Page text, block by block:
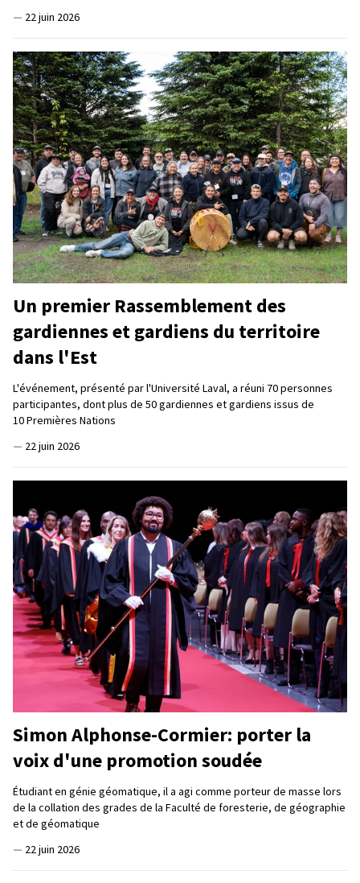
— 22 juin 2026
Un premier Rassemblement des
gardiennes et gardiens du territoire
dans l'Est
L'événement, présenté par l'Université Laval, a réuni 70 personnes
participantes, dont plus de 50 gardiennes et gardiens issus de
10 Premières Nations
— 22 juin 2026
Simon Alphonse-Cormier: porter la
voix d'une promotion soudée
Étudiant en génie géomatique, il a agi comme porteur de masse lors
de la collation des grades de la Faculté de foresterie, de géographie
et de géomatique
— 22 juin 2026